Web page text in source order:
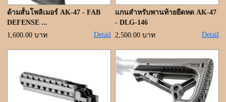
ด้ามสั้นโพลิเมอร์ AK-47 - FAB
DEFENSE ...
1,600.00 บาท
Detail
แกนสำหรับพานท้ายยืดหด AK-47
- DLG-146
2,500.00 บาท
Detail